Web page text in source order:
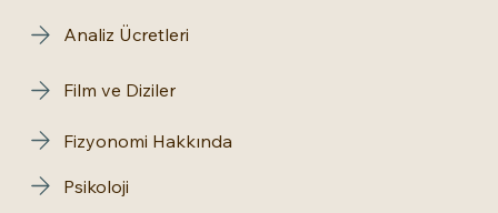
Analiz Ücretleri
Film ve Diziler
Fizyonomi Hakkında
Psikoloji